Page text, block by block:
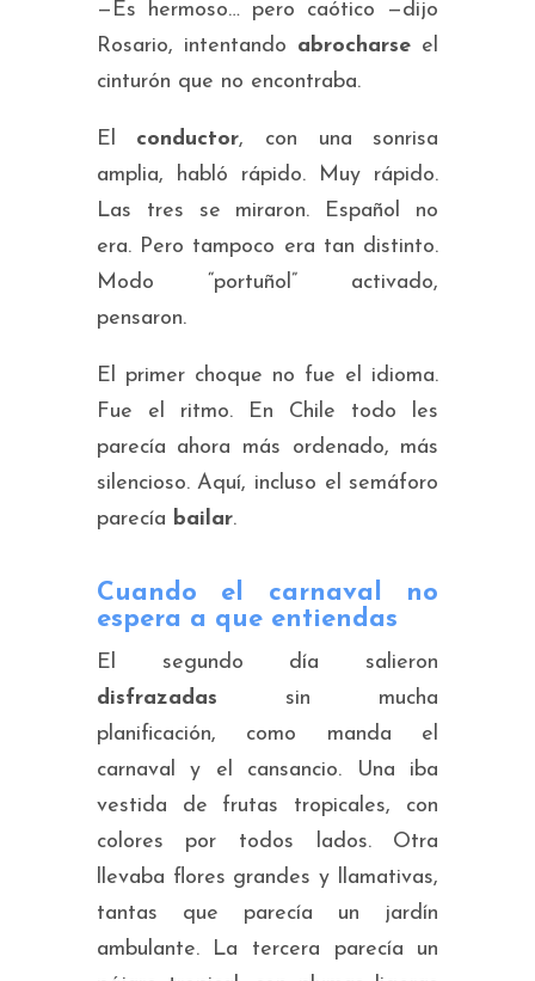
—Es hermoso… pero caótico —dijo
Rosario, intentando abrocharse el
cinturón que no encontraba.
El conductor, con una sonrisa
amplia, habló rápido. Muy rápido.
Las tres se miraron. Español no
era. Pero tampoco era tan distinto.
Modo “portuñol” activado,
pensaron.
El primer choque no fue el idioma.
Fue el ritmo. En Chile todo les
parecía ahora más ordenado, más
silencioso. Aquí, incluso el semáforo
parecía bailar.
Cuando el carnaval no
espera a que entiendas
El segundo día salieron
disfrazadas sin mucha
planificación, como manda el
carnaval y el cansancio. Una iba
vestida de frutas tropicales, con
colores por todos lados. Otra
llevaba flores grandes y llamativas,
tantas que parecía un jardín
ambulante. La tercera parecía un